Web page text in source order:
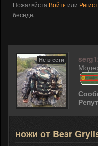
Пожалуйста Войти или
беседе.
Не в сети
ножи от Bear